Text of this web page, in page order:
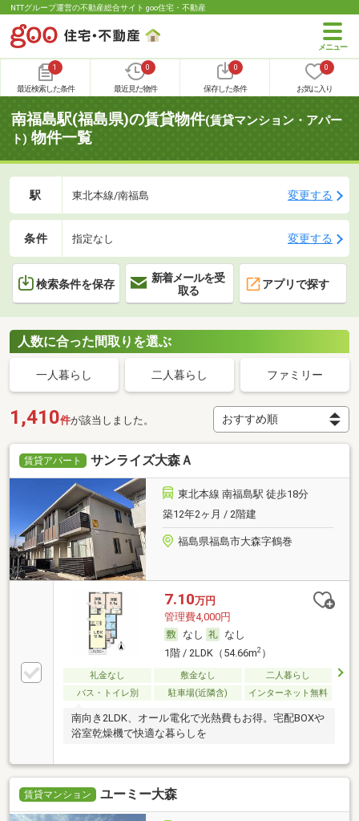
NTTグループ運営の不動産総合サイト goo住宅・不動産
1
最近検索した条件
0
最近見た物件
0
保存した条件
0
お気に入り
南福島駅(福島県)の賃貸物件(賃貸マンション・アパー
ト) 物件一覧
駅 東北本線/南福島 変更する
条件 指定なし 変更する
検索条件を保存
新着メールを受
取る
アプリで探す
人数に合った間取りを選ぶ
一人暮らし 二人暮らし ファミリー
1,410件が該当しました。
賃貸アパート サンライズ大森Ａ
東北本線 南福島駅 徒歩18分
築12年2ヶ月 / 2階建
福島県福島市大森字鶴巻
7.10万円
管理費4,000円
なし
なし
1階 / 2LDK（54.66m2）
礼金なし 敷金なし
二人暮らし
バス・トイレ別
駐車場(近隣含) インターネット無料
南向き2LDK、オール電化で光熱費もお得。宅配BOXや
浴室乾燥機で快適な暮らしを
賃貸マンション ユーミー大森